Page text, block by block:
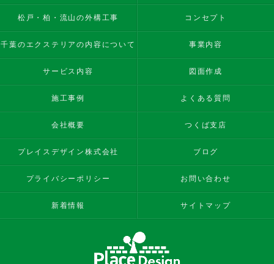
松戸・柏・流山の外構工事 コンセプト
千葉のエクステリアの内容について 事業内容
サービス内容 図面作成
施工事例 よくある質問
会社概要 つくば支店
プレイスデザイン株式会社 ブログ
プライバシーポリシー お問い合わせ
新着情報 サイトマップ